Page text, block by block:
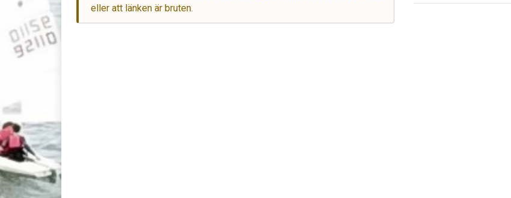
eller att länken är bruten.